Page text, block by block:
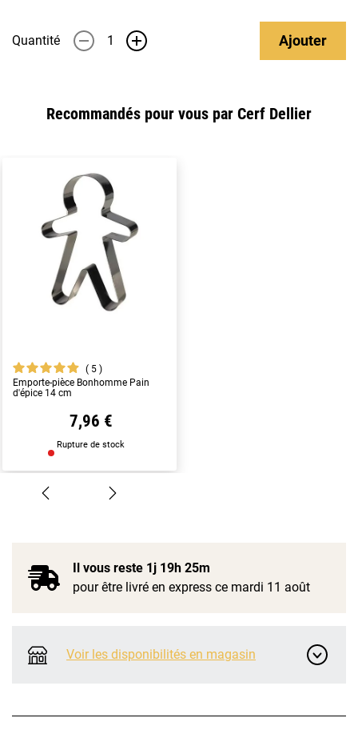
Quantité - + Ajouter
Recommandés pour vous par Cerf Dellier
5
Emporte-pièce Bonhomme Pain
d'épice 14 cm
7,96 €
Rupture de stock
Il vous reste 1j 19h 25m
pour être livré en express ce mardi 11 août
Voir les disponibilités en magasin